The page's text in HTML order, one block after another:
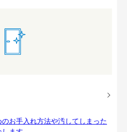
お手入れ方法や汚してしまった